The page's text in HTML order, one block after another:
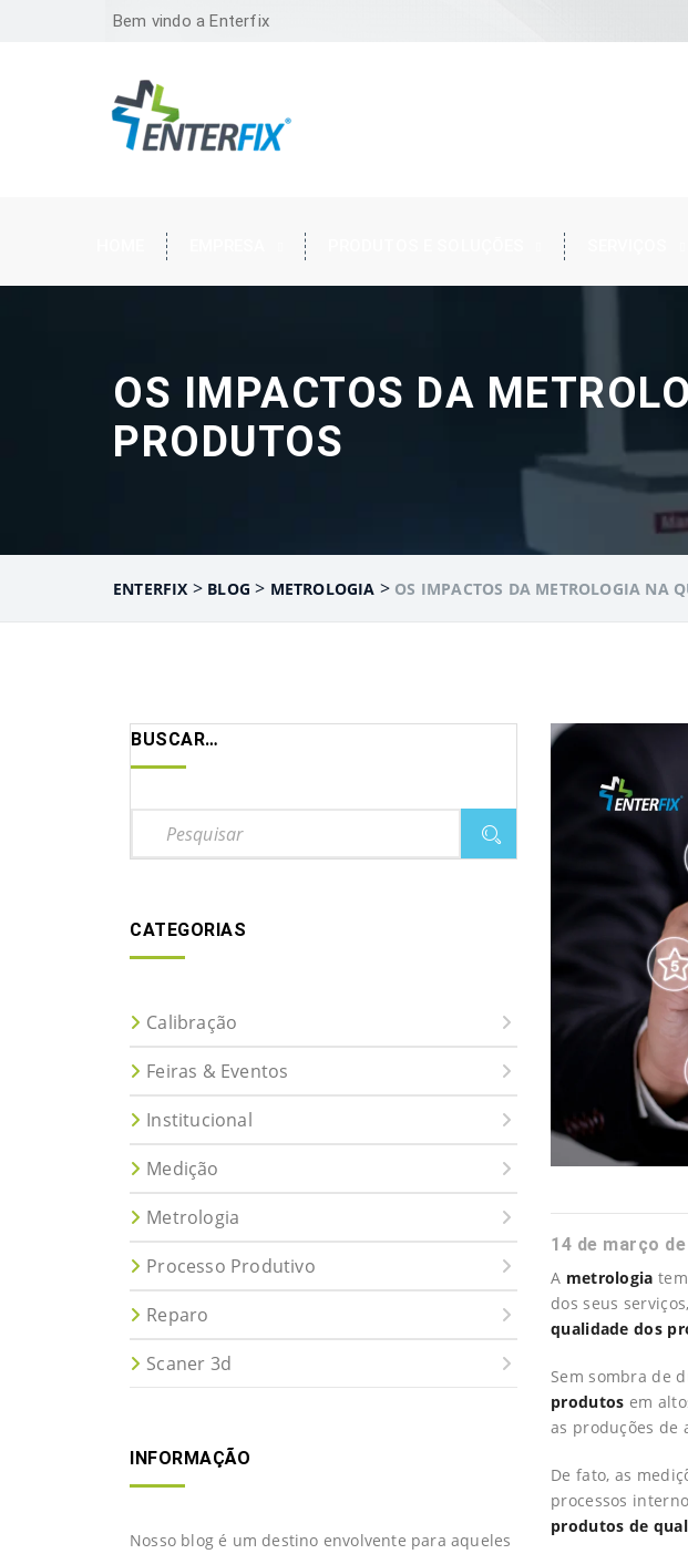
Bem vindo a Enterfix
OS IMPACTOS DA
PRODUTOS
ENTERFIX > BLOG > METROLOGIA > OS IMPACTOS DA METROLOGIA NA
14 de março de
A metrologia
dos seus
qualidade dos
Sem sombra de
produtos em
as produções de
De fato, as
processos
produtos de
BUSCAR…
CATEGORIAS
Calibração
Feiras & Eventos
Institucional
Medição
Metrologia
Processo Produtivo
Reparo
Scaner 3d
INFORMAÇÃO
Nosso blog é um destino envolvente para aqueles